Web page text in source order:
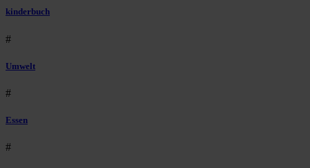
kinderbuch
#
Umwelt
#
Essen
#